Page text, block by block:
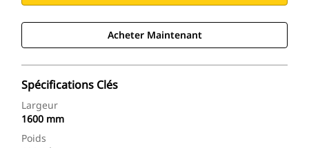
Acheter Maintenant
Spécifications Clés
Largeur
1600 mm
Poids